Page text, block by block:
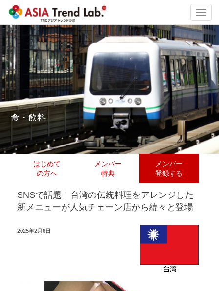
食・飲料
はじめて
の方へ
メンバー
特典
メンバー
登録する
SNSで話題！台湾の伝統料理をアレンジした
新メニューが人気チェーン店から続々と登場
2025年2月6日